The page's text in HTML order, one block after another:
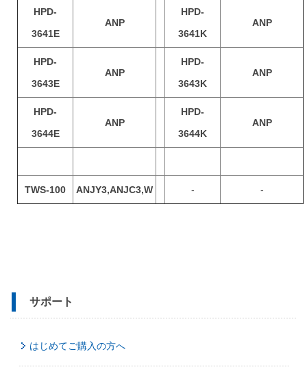
HPD-
3641E
ANP
HPD-
3641K
ANP
HPD-
3643E
ANP
HPD-
3643K
ANP
HPD-
3644E
ANP
HPD-
3644K
ANP
TWS-100 ANJY3,ANJC3,W - -
サポート
はじめてご購入の方へ